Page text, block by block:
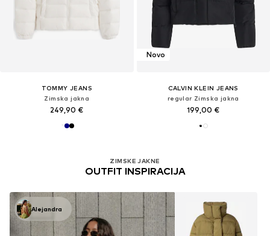
TOMMY JEANS
Zimska jakna
249,90 €
ZIMSKE JAKNE
OUTFIT INSPIRACIJA
Alejandra
Novo
CALVIN KLEIN JEANS
regular Zimska jakna
199,00 €